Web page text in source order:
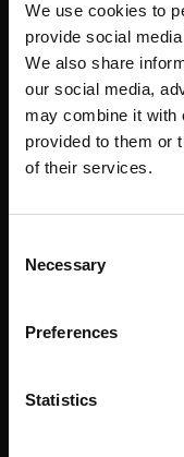
We use cookies to
provide social
We also share
our social media,
may combine it with
provided to them or
of their services.
Selection
Necessary
Preferences
Statistics
kulinarischem
Musikdarbietungen
Umgebung erleben
begleitet von
Songs und
präsentieren.
musikalischer
Charakter der
Gastronom*innen